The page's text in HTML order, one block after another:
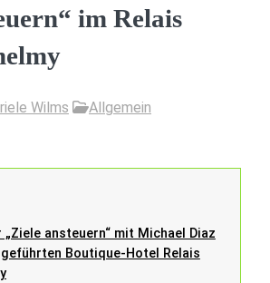
im Relais
Wilms Allgemein
„Ziele ansteuern“ mit Michael Diaz
Boutique-Hotel Relais